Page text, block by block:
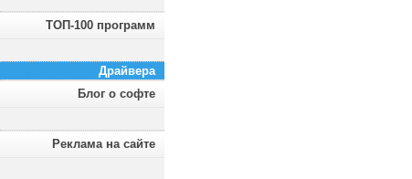
ТОП-100 программ
Драйвера
Блог о софте
Реклама на сайте